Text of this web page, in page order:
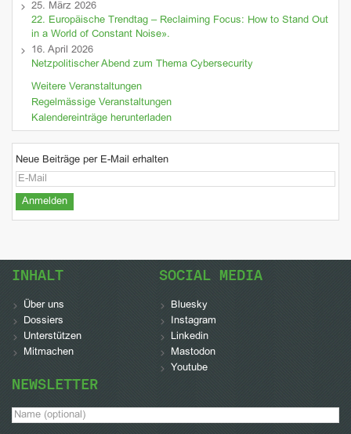
25. März 2026
22. Europäische Trendtag – Reclaiming Focus: How to Stand Out
in a World of Constant Noise».
16. April 2026
Netzpolitischer Abend zum Thema Cybersecurity
Weitere Veranstaltungen
Regelmässige Veranstaltungen
Kalendereinträge herunterladen
Neue Beiträge per E-Mail erhalten
INHALT
Über uns
Dossiers
Unterstützen
Mitmachen
SOCIAL MEDIA
Bluesky
Instagram
Linkedin
Mastodon
Youtube
NEWSLETTER